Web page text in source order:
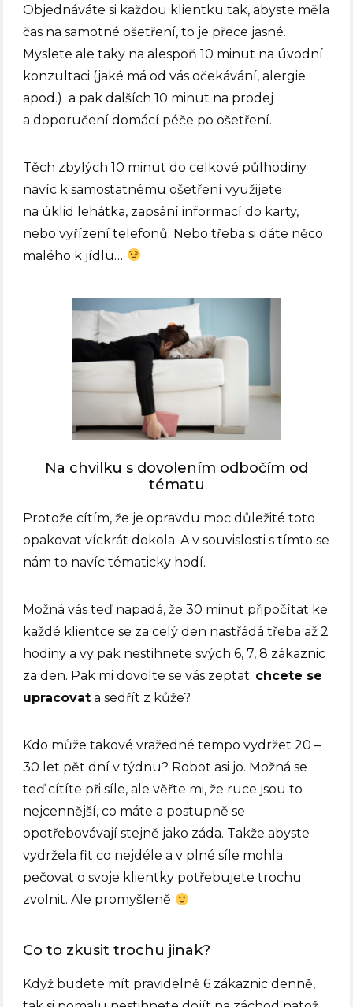
Objednáváte si každou klientku tak, abyste měla
čas na samotné ošetření, to je přece jasné.
Myslete ale taky na alespoň 10 minut na úvodní
konzultaci (jaké má od vás očekávání, alergie
apod.) a pak dalších 10 minut na prodej
a doporučení domácí péče po ošetření.
Těch zbylých 10 minut do celkové půlhodiny
navíc k samostatnému ošetření využijete
na úklid lehátka, zapsání informací do karty,
nebo vyřízení telefonů. Nebo třeba si dáte něco
malého k jídlu…
Na chvilku s dovolením odbočím od
tématu
Protože cítím, že je opravdu moc důležité toto
opakovat víckrát dokola. A v souvislosti s tímto se
nám to navíc tématicky hodí.
Možná vás teď napadá, že 30 minut připočítat ke
každé klientce se za celý den nastřádá třeba až 2
hodiny a vy pak nestihnete svých 6, 7, 8 zákaznic
za den. Pak mi dovolte se vás zeptat: chcete se
upracovat a sedřít z kůže?
Kdo může takové vražedné tempo vydržet 20 –
30 let pět dní v týdnu? Robot asi jo. Možná se
teď cítíte při síle, ale věřte mi, že ruce jsou to
nejcennější, co máte a postupně se
opotřebovávají stejně jako záda. Takže abyste
vydržela fit co nejdéle a v plné síle mohla
pečovat o svoje klientky potřebujete trochu
zvolnit. Ale promyšleně
Co to zkusit trochu jinak?
Když budete mít pravidelně 6 zákaznic denně,